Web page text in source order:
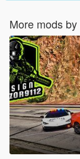
More mods by